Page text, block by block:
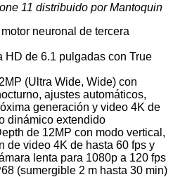
11 distribuido por Mantoquin
neuronal de tercera
HD de 6.1 pulgadas con True
(Ultra Wide, Wide) con
ajustes automáticos,
generación y video 4K de
dinámico extendido
de 12MP con modo vertical,
de video 4K de hasta 60 fps y
lenta para 1080p a 120 fps
(sumergible 2 m hasta 30 min)